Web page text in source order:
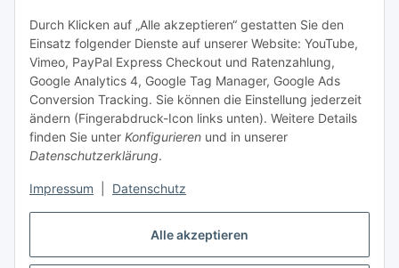
Alle akzeptieren
Durch Klicken auf „Alle akzeptieren“ gestatten Sie den
Einsatz folgender Dienste auf unserer Website: YouTube,
Vimeo, PayPal Express Checkout und Ratenzahlung,
Google Analytics 4, Google Tag Manager, Google Ads
Conversion Tracking. Sie können die Einstellung jederzeit
ändern (Fingerabdruck-Icon links unten). Weitere Details
finden Sie unter Konfigurieren und in unserer
Datenschutzerklärung.
Impressum Datenschutz
Dein Partner für hochwertige Snacks!